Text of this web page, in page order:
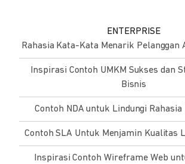
ENTERPRISE
Rahasia Kata-Kata Menarik Pelanggan
Inspirasi Contoh UMKM Sukses dan
Bisnis
Contoh NDA untuk Lindungi Rahasia
Contoh SLA Untuk Menjamin Kualitas
Inspirasi Contoh Wireframe Web